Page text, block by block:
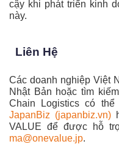
cậy khi phát triển kinh
này.
Liên Hệ
Các doanh nghiệp Việt
Nhật Bản hoặc tìm
Chain Logistics có
JapanBiz (japanbiz.vn)
VALUE để được hỗ
ma@onevalue.jp.